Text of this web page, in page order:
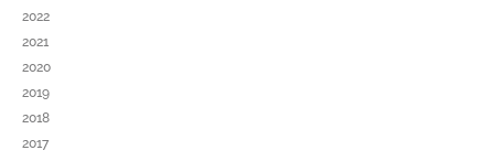
2022
2021
2020
2019
2018
2017